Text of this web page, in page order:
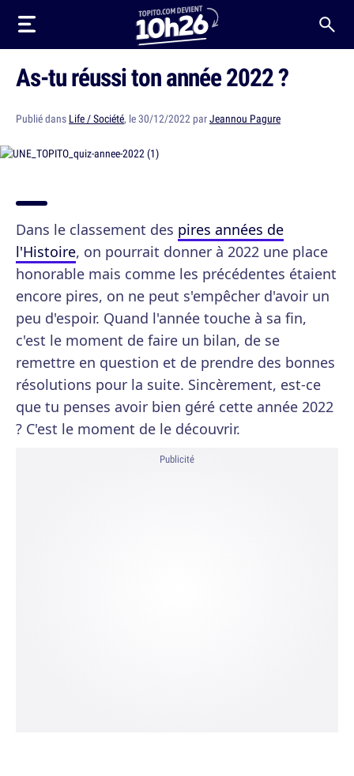
As-tu réussi ton année 2022 ?
Publié dans Life / Société, le 30/12/2022 parJeannou Pagure
Dans le classement des pires années de
l'Histoire, on pourrait donner à 2022 une place
honorable mais comme les précédentes étaient
encore pires, on ne peut s'empêcher d'avoir un
peu d'espoir. Quand l'année touche à sa fin,
c'est le moment de faire un bilan, de se
remettre en question et de prendre des bonnes
résolutions pour la suite. Sincèrement, est-ce
que tu penses avoir bien géré cette année 2022
? C'est le moment de le découvrir.
Publicité